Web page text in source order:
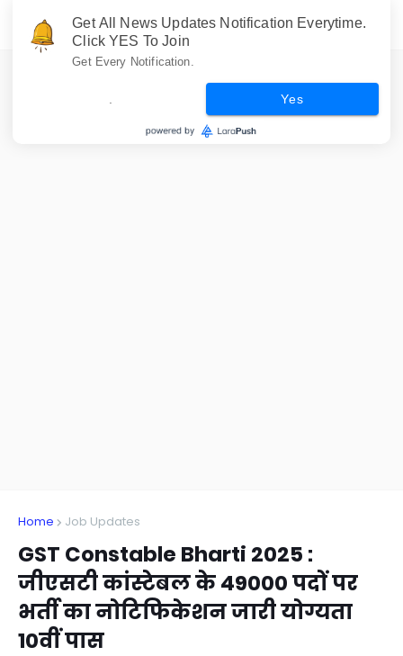
Home Job Updates
GST Constable Bharti 2025 :
जीएसटी कांस्टेबल के 49000 पदों पर
भर्ती का नोटिफिकेशन जारी योग्यता
10वीं पास
Get All News Updates Notification Everytime.
Click YES To Join
Get Every Notification.
Yes